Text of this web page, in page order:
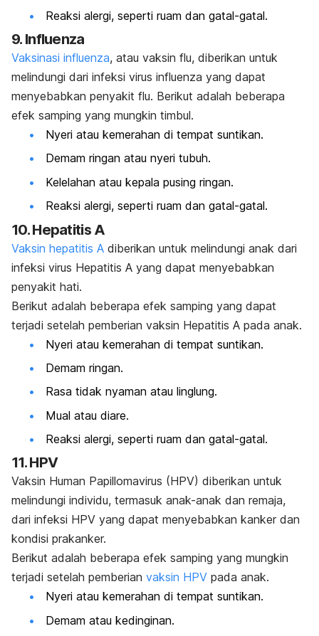
Reaksi alergi, seperti ruam dan gatal-gatal.
9. Influenza
Vaksinasi influenza, atau vaksin flu, diberikan untuk
melindungi dari infeksi virus influenza yang dapat
menyebabkan penyakit flu. Berikut adalah beberapa
efek samping yang mungkin timbul.
Nyeri atau kemerahan di tempat suntikan.
Demam ringan atau nyeri tubuh.
Kelelahan atau kepala pusing ringan.
Reaksi alergi, seperti ruam dan gatal-gatal.
10. Hepatitis A
Vaksin hepatitis A diberikan untuk melindungi anak dari
infeksi virus Hepatitis A yang dapat menyebabkan
penyakit hati.
Berikut adalah beberapa efek samping yang dapat
terjadi setelah pemberian vaksin Hepatitis A pada anak.
Nyeri atau kemerahan di tempat suntikan.
Demam ringan.
Rasa tidak nyaman atau linglung.
Mual atau diare.
Reaksi alergi, seperti ruam dan gatal-gatal.
11. HPV
Vaksin Human Papillomavirus (HPV) diberikan untuk
melindungi individu, termasuk anak-anak dan remaja,
dari infeksi HPV yang dapat menyebabkan kanker dan
kondisi prakanker.
Berikut adalah beberapa efek samping yang mungkin
terjadi setelah pemberian vaksin HPV pada anak.
Nyeri atau kemerahan di tempat suntikan.
Demam atau kedinginan.